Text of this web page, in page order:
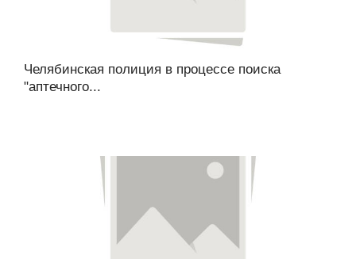
Челябинская полиция в процессе поиска
"аптечного...